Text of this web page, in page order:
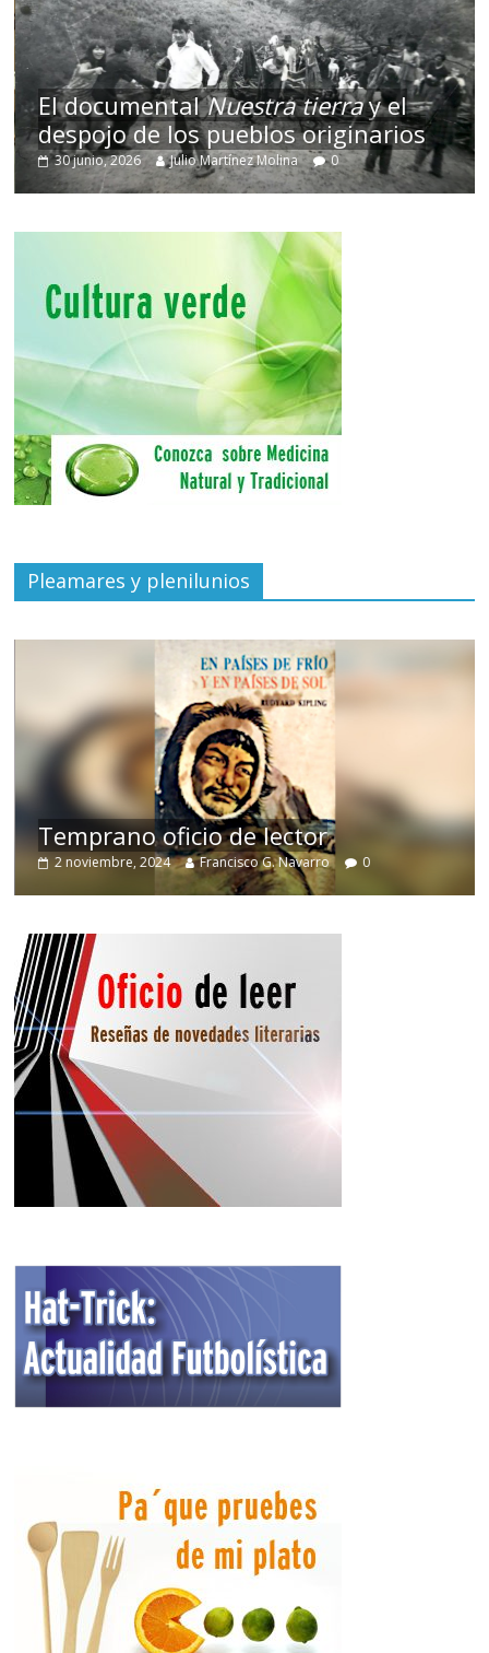
El documentalNuestra tierray el
despojo de los pueblos originarios
30 junio, 2026 Julio Martínez Molina 0
Pleamares y plenilunios
Temprano oficio de lector
2 noviembre, 2024 Francisco G. Navarro 0